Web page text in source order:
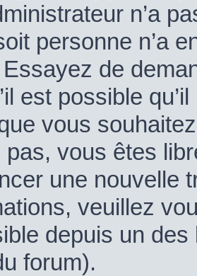
n’a
personne n’a
de
est possible
vous
pas, vous êtes
une nouvelle
veuillez
depuis un
forum).